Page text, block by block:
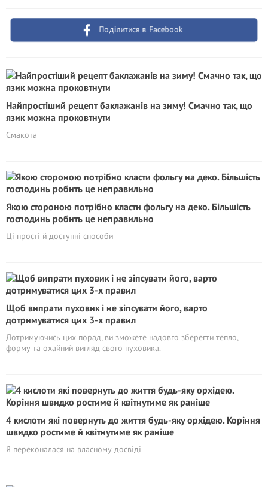
Поділитися в Facebook
Найпростіший рецепт баклажанів на зиму! Смачно так, що
язик можна проковтнути
Смакота
Якою стороною потрібно класти фольгу на деко. Більшість
господинь робить це неправильно
Ці прості й доступні способи
Щоб випрати пуховик і не зіпсувати його, варто
дотримуватися цих 3-х правил
Дотримуючись цих порад, ви зможете надовго зберегти тепло,
форму та охайний вигляд свого пуховика.
4 кислоти які повернуть до життя будь-яку орхідею. Коріння
швидко ростиме й квітнутиме як раніше
Я переконалася на власному досвіді